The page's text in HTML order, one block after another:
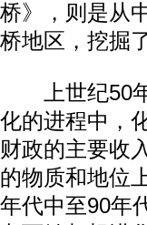
桥》，则是从
桥地区，挖掘
上世纪50年
化的进程中，
财政的主要收
的物质和地位
年代中至90年